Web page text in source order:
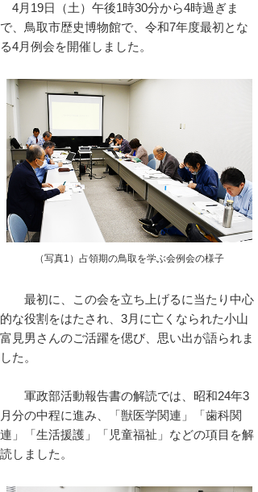
4月19日（土）午後1時30分から4時過ぎま
で、鳥取市歴史博物館で、令和7年度最初とな
る4月例会を開催しました。
（写真1）占領期の鳥取を学ぶ会例会の様子
最初に、この会を立ち上げるに当たり中心
的な役割をはたされ、3月に亡くなられた小山
富見男さんのご活躍を偲び、思い出が語られま
した。
軍政部活動報告書の解読では、昭和24年3
月分の中程に進み、「獣医学関連」「歯科関
連」「生活援護」「児童福祉」などの項目を解
読しました。